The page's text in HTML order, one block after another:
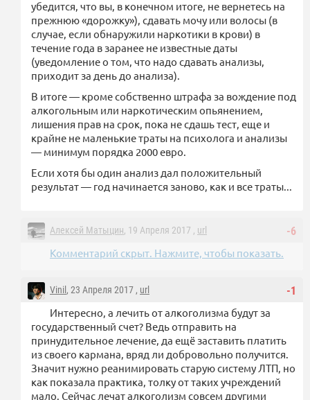
убедится, что вы, в конечном итоге, не вернетесь на
прежнюю «дорожку»), сдавать мочу или волосы (в
случае, если обнаружили наркотики в крови) в
течение года в заранее не известные даты
(уведомление о том, что надо сдавать анализы,
приходит за день до анализа).
В итоге — кроме собственно штрафа за вождение под
алкогольным или наркотическим опьянением,
лишения прав на срок, пока не сдашь тест, еще и
крайне не маленькие траты на психолога и анализы
— минимум порядка 2000 евро.
Если хотя бы один анализ дал положительный
результат — год начинается заново, как и все траты...
-6
Алексей Матыцин, 19 Апреля 2017 , url
Комментарий скрыт. Нажмите, чтобы показать.
-1
Vinil , 23 Апреля 2017 , url
Интересно, а лечить от алкоголизма будут за
государственный счет? Ведь отправить на
принудительное лечение, да ещё заставить платить
из своего кармана, вряд ли добровольно получится.
Значит нужно реанимировать старую систему ЛТП, но
как показала практика, толку от таких учреждений
мало. Сейчас лечат алкоголизм совсем другими